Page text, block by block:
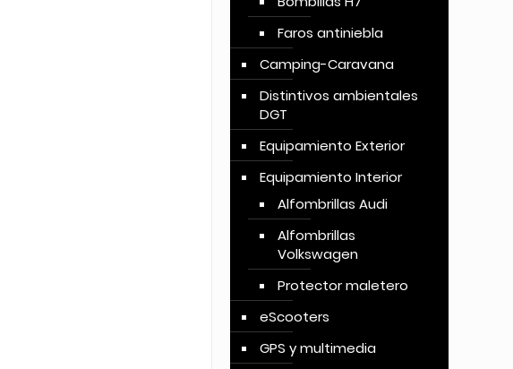
Faros antiniebla
Camping-Caravana
Distintivos ambientales
DGT
Equipamiento Exterior
Equipamiento Interior
Alfombrillas Audi
Alfombrillas
Volkswagen
Protector maletero
eScooters
GPS y multimedia